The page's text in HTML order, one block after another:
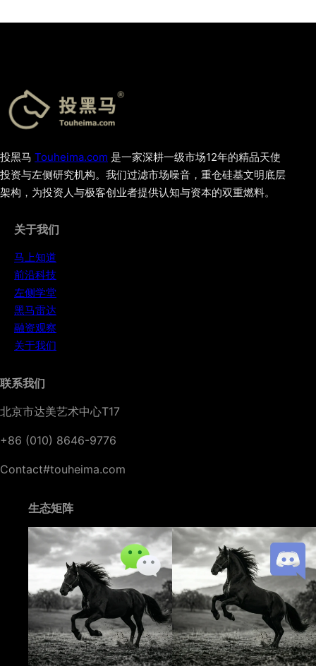
投黑马 Touheima.com 是一家深耕一级市场12年的精品天使
投资与左侧研究机构。我们过滤市场噪音，重仓硅基文明底层
架构，为投资人与极客创业者提供认知与资本的双重燃料。
关于我们
马上知道
前沿科技
左侧学堂
黑马雷达
融资观察
关于我们
联系我们
北京市达美艺术中心T17
+86 (010) 8646-9776
Contact#touheima.com
生态矩阵